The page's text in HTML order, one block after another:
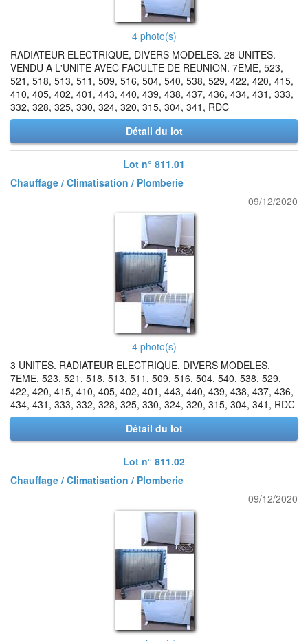
4 photo(s)
RADIATEUR ELECTRIQUE, DIVERS MODELES. 28 UNITES.
VENDU A L'UNITE AVEC FACULTE DE REUNION. 7EME, 523,
521, 518, 513, 511, 509, 516, 504, 540, 538, 529, 422, 420, 415,
410, 405, 402, 401, 443, 440, 439, 438, 437, 436, 434, 431, 333,
332, 328, 325, 330, 324, 320, 315, 304, 341, RDC
Détail du lot
Lot n° 811.01
Chauffage / Climatisation / Plomberie
09/12/2020
4 photo(s)
3 UNITES. RADIATEUR ELECTRIQUE, DIVERS MODELES.
7EME, 523, 521, 518, 513, 511, 509, 516, 504, 540, 538, 529,
422, 420, 415, 410, 405, 402, 401, 443, 440, 439, 438, 437, 436,
434, 431, 333, 332, 328, 325, 330, 324, 320, 315, 304, 341, RDC
Détail du lot
Lot n° 811.02
Chauffage / Climatisation / Plomberie
09/12/2020